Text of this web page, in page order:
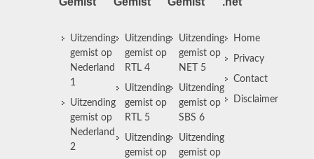
Uitzending
gemist op
Nederland
1
Uitzending
gemist op
Nederland
2
Uitzending
gemist op
RTL 4
Uitzending
gemist op
RTL 5
Uitzending
gemist op
Uitzending
gemist op
NET 5
Uitzending
gemist op
SBS 6
Uitzending
gemist op
Home
Privacy
Contact
Disclaimer